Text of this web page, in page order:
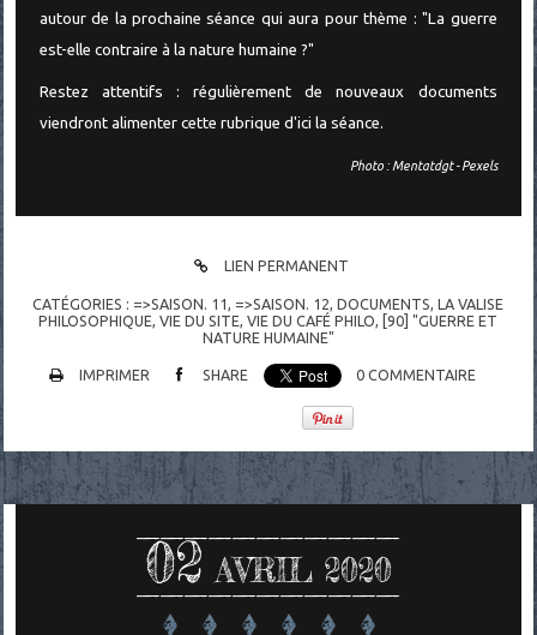
autour de la prochaine séance qui aura pour thème : "La guerre
est-elle contraire à la nature humaine ?"
Restez attentifs : régulièrement de nouveaux documents
viendront alimenter cette rubrique d'ici la séance.
Photo : Mentatdgt - Pexels
LIEN PERMANENT
CATÉGORIES : =>SAISON. 11, =>SAISON. 12,DOCUMENTS,LA VALISE
PHILOSOPHIQUE,VIE DU SITE, VIE DU CAFÉ PHILO, [90] "GUERRE ET
NATURE HUMAINE"
IMPRIMER SHARE 0 COMMENTAIRE
02 AVRIL 2020